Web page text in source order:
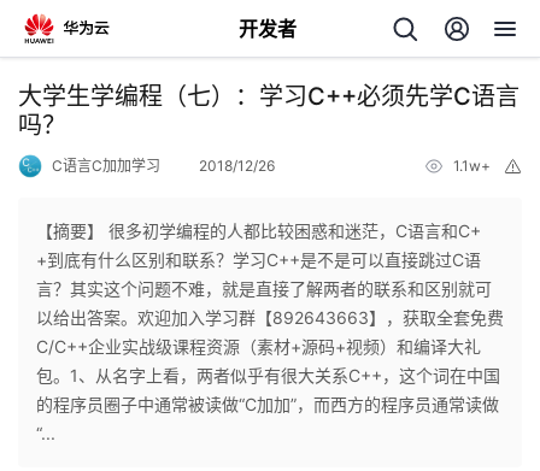
开发者
返
回
个
人
主
我
的
大学生学编程（七）：学习C++必须先学C语言
吗？
C语言C加加学习 2018/12/26 1.1w+
【摘要】 很多初学编程的人都比较困惑和迷茫，C语言和C+
+到底有什么区别和联系？学习C++是不是可以直接跳过C语
言？其实这个问题不难，就是直接了解两者的联系和区别就可
以给出答案。欢迎加入学习群【892643663】，获取全套免费
C/C++企业实战级课程资源（素材+源码+视频）和编译大礼
包。1、从名字上看，两者似乎有很大关系C++，这个词在中国
的程序员圈子中通常被读做“C加加”，而西方的程序员通常读做
“...